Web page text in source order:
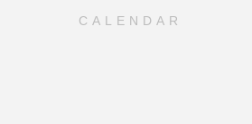
CALENDAR